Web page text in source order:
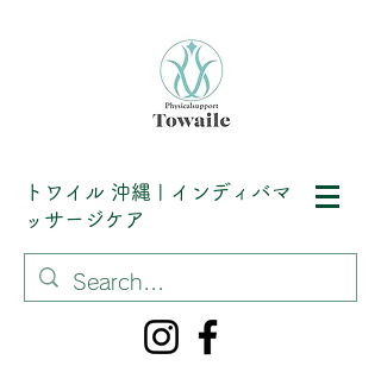
トワイル 沖縄 | インディバマ
ッサージケア